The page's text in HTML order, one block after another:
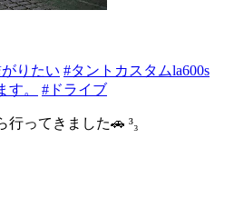
りたい #タントカスタムla600s
。
#ドライブ
ってきました🚗 ³₃